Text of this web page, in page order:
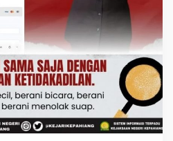
r
i
K
e
p
a
h
i
a
n